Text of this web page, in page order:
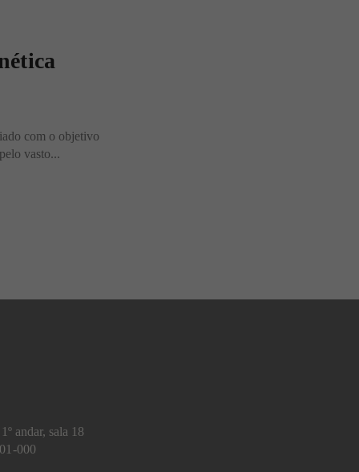
com o objetivo
vasto...
andar, sala 18
000